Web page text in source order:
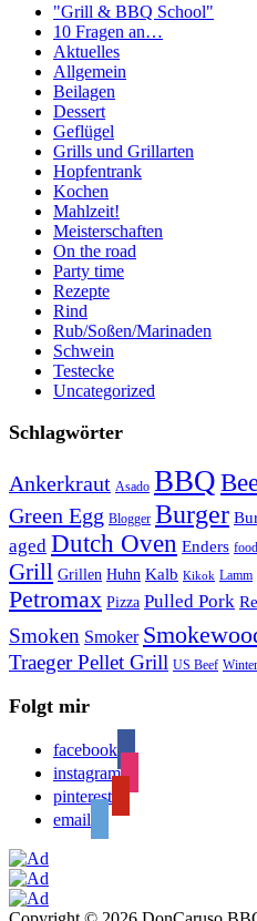
"Grill & BBQ School"
10 Fragen an…
Aktuelles
Allgemein
Beilagen
Dessert
Geflügel
Grills und Grillarten
Hopfentrank
Kochen
Mahlzeit!
Meisterschaften
On the road
Party time
Rezepte
Rind
Rub/Soßen/Marinaden
Schwein
Testecke
Uncategorized
Schlagwörter
Ankerkraut Asado BBQ
Green Egg Blogger Burger
aged Dutch Oven Enders
Grill Grillen Huhn Kalb Kikok Lamm
Petromax Pizza Pulled Pork
Smoken Smoker
Traeger Pellet Grill US Beef
Folgt mir
facebook
instagram
pinterest
email